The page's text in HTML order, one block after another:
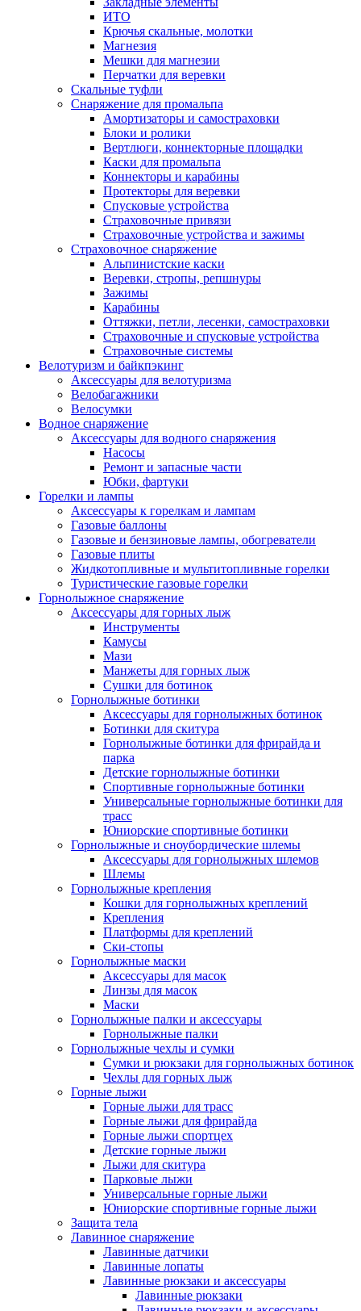
ИТО
Крючья скальные, молотки
Магнезия
Мешки для магнезии
Перчатки для веревки
Скальные туфли
Снаряжение для промальпа
Амортизаторы и самостраховки
Блоки и ролики
Вертлюги, коннекторные площадки
Каски для промальпа
Коннекторы и карабины
Протекторы для веревки
Спусковые устройства
Страховочные привязи
Страховочные устройства и зажимы
Страховочное снаряжение
Альпинистские каски
Веревки, стропы, репшнуры
Зажимы
Карабины
Оттяжки, петли, лесенки, самостраховки
Страховочные и спусковые устройства
Страховочные системы
Велотуризм и байкпэкинг
Аксессуары для велотуризма
Велобагажники
Велосумки
Водное снаряжение
Аксессуары для водного снаряжения
Насосы
Ремонт и запасные части
Юбки, фартуки
Горелки и лампы
Аксессуары к горелкам и лампам
Газовые баллоны
Газовые и бензиновые лампы, обогреватели
Газовые плиты
Жидкотопливные и мультитопливные горелки
Туристические газовые горелки
Горнолыжное снаряжение
Аксессуары для горных лыж
Инструменты
Камусы
Мази
Манжеты для горных лыж
Сушки для ботинок
Горнолыжные ботинки
Аксессуары для горнолыжных ботинок
Ботинки для скитура
Горнолыжные ботинки для фрирайда и
парка
Детские горнолыжные ботинки
Спортивные горнолыжные ботинки
Универсальные горнолыжные ботинки для
трасс
Юниорские спортивные ботинки
Горнолыжные и сноубордические шлемы
Аксессуары для горнолыжных шлемов
Шлемы
Горнолыжные крепления
Кошки для горнолыжных креплений
Крепления
Платформы для креплений
Ски-стопы
Горнолыжные маски
Аксессуары для масок
Линзы для масок
Маски
Горнолыжные палки и аксессуары
Горнолыжные палки
Горнолыжные чехлы и сумки
Сумки и рюкзаки для горнолыжных ботинок
Чехлы для горных лыж
Горные лыжи
Горные лыжи для трасс
Горные лыжи для фрирайда
Горные лыжи спортцех
Детские горные лыжи
Лыжи для скитура
Парковые лыжи
Универсальные горные лыжи
Юниорские спортивные горные лыжи
Защита тела
Лавинное снаряжение
Лавинные датчики
Лавинные лопаты
Лавинные рюкзаки и аксессуары
Лавинные рюкзаки